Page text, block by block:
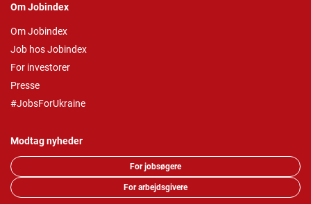
Om Jobindex
Om Jobindex
Job hos Jobindex
For investorer
Presse
#JobsForUkraine
Modtag nyheder
For jobsøgere
For arbejdsgivere